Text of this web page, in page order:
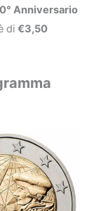
Anniversario
di €3,50